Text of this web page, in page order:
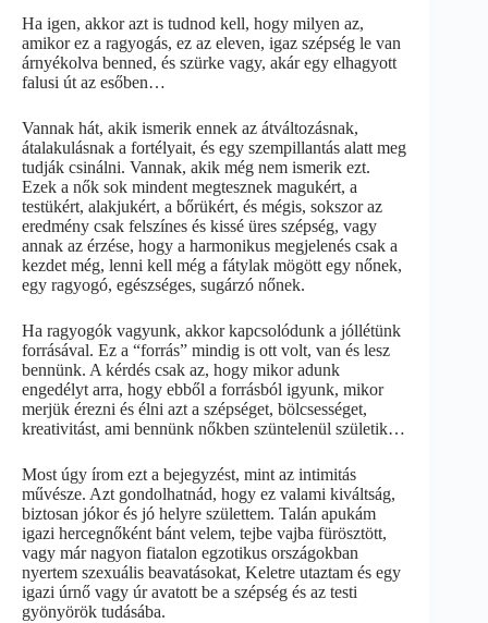
Ha igen, akkor azt is tudnod kell, hogy milyen az,
amikor ez a ragyogás, ez az eleven, igaz szépség le van
árnyékolva benned, és szürke vagy, akár egy elhagyott
falusi út az esőben…
Vannak hát, akik ismerik ennek az átváltozásnak,
átalakulásnak a fortélyait, és egy szempillantás alatt meg
tudják csinálni. Vannak, akik még nem ismerik ezt.
Ezek a nők sok mindent megtesznek magukért, a
testükért, alakjukért, a bőrükért, és mégis, sokszor az
eredmény csak felszínes és kissé üres szépség, vagy
annak az érzése, hogy a harmonikus megjelenés csak a
kezdet még, lenni kell még a fátylak mögött egy nőnek,
egy ragyogó, egészséges, sugárzó nőnek.
Ha ragyogók vagyunk, akkor kapcsolódunk a jóllétünk
forrásával. Ez a “forrás” mindig is ott volt, van és lesz
bennünk. A kérdés csak az, hogy mikor adunk
engedélyt arra, hogy ebből a forrásból igyunk, mikor
merjük érezni és élni azt a szépséget, bölcsességet,
kreativitást, ami bennünk nőkben szüntelenül születik…
Most úgy írom ezt a bejegyzést, mint az intimitás
művésze. Azt gondolhatnád, hogy ez valami kiváltság,
biztosan jókor és jó helyre születtem. Talán apukám
igazi hercegnőként bánt velem, tejbe vajba fürösztött,
vagy már nagyon fiatalon egzotikus országokban
nyertem szexuális beavatásokat, Keletre utaztam és egy
igazi úrnő vagy úr avatott be a szépség és az testi
gyönyörök tudásába.